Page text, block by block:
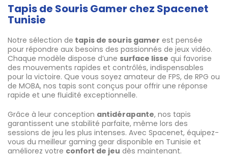
Tapis de Souris Gamer chez Spacenet
Tunisie
Notre sélection de tapis de souris gamer est pensée
pour répondre aux besoins des passionnés de jeux vidéo.
Chaque modèle dispose d’une surface lisse qui favorise
des mouvements rapides et contrôlés, indispensables
pour la victoire. Que vous soyez amateur de FPS, de RPG ou
de MOBA, nos tapis sont conçus pour offrir une réponse
rapide et une fluidité exceptionnelle.
Grâce à leur conception antidérapante, nos tapis
garantissent une stabilité parfaite, même lors des
sessions de jeu les plus intenses. Avec Spacenet, équipez-
vous du meilleur gaming gear disponible en Tunisie et
améliorez votre confort de jeu dès maintenant.